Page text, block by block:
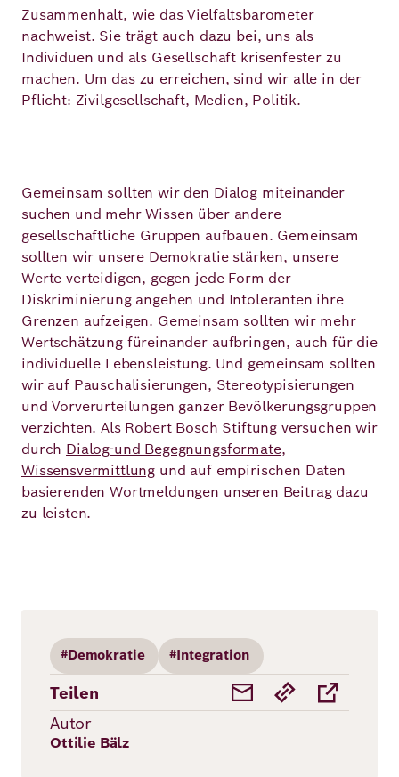
Zusammenhalt, wie das Vielfaltsbarometer
nachweist. Sie trägt auch dazu bei, uns als
Individuen und als Gesellschaft krisenfester zu
machen. Um das zu erreichen, sind wir alle in der
Pflicht: Zivilgesellschaft, Medien, Politik.
Gemeinsam sollten wir den Dialog miteinander
suchen und mehr Wissen über andere
gesellschaftliche Gruppen aufbauen. Gemeinsam
sollten wir unsere Demokratie stärken, unsere
Werte verteidigen, gegen jede Form der
Diskriminierung angehen und Intoleranten ihre
Grenzen aufzeigen. Gemeinsam sollten wir mehr
Wertschätzung füreinander aufbringen, auch für die
individuelle Lebensleistung. Und gemeinsam sollten
wir auf Pauschalisierungen, Stereotypisierungen
und Vorverurteilungen ganzer Bevölkerungsgruppen
verzichten. Als Robert Bosch Stiftung versuchen wir
durch Dialog-und Begegnungsformate,
Wissensvermittlung und auf empirischen Daten
basierenden Wortmeldungen unseren Beitrag dazu
zu leisten.
#Demokratie #Integration
Teilen
Autor
Ottilie Bälz